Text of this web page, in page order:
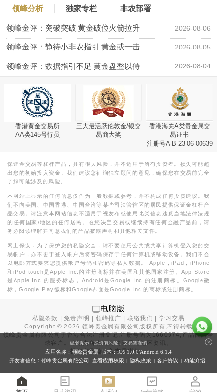
领峰分析 独家专栏 非农部署
领峰金评：突破突破 黄金破位火箭拉升 2026-08-06
领峰金评：静待小非农指引 黄金或一击破局 2026-08-05
领峰金评：数据指引不足 黄金盘整以待 2026-08-04
香港黄金交易所
AA类145号行员
三大最活跃伦敦金/银交
易商大奖
香港海关A类贵金属交
易证书
注册号A-B-23-06-00639
保证金交易等杠杆产品，具有很大风险，并不适用于所有投资者。损失可能超
出您的初始投入资金。我们建议您征询独立顾问的意见，确保您在交易前完全
了解可能涉及的风险。
本网站上显示的任何信息仅作为一般数据或参考，并不构成任何投资建议。我
们不向美国、中国香港、中国台湾等某些司法管辖区的居民提供保证金杠杆产
品交易。请注意本网站信息不适用于视发布或使用此类信息违反当地法律法规
的任何国家/地区的任何居民。在您决定交易或继续持有任何金融产品前，请
务必阅读理解并同意我们的产品披露声明和其他相关文件。
网上保安：为了保护您的私隐安全，请不要使用公共或共享计算机登入您的交
易帐户，亦不要于登入帐户后将密码保存于任何计算机或移动设备。我们不会
以电邮方式要求您提供帐户号码和密码等私人数据。 Apple，iPad，iPhone
和iPod touch是Apple Inc.的注册商标并在美国和其他国家注册。App Store
是Apple Inc.的服务标志，Android是Google Inc.的注册商标。Google徽
标，Google Play徽标和Google界面是Google Inc.的商标或注册商标。
电脑版
私隐条款 |免责声明 领峰推广 |联络我们 |学习交易
Copyright ©2026 领峰贵金属有限公司版权所有,不得转载
领峰贵金属有限公司于香港合法注册登记,注册号码为1660574,产品面向全
球客户。本站内所有内容均为香港地区资讯。
投资有风险，入市需谨慎。
温馨提示：投资有风险，交易需谨慎
应用名称：领峰贵金属 版本：iOS 1.0.0/Android 6.1.4
开发者信息：领峰贵金属有限公司 查看应用权限 | 隐私政策 | 客户协议 | 功能介绍